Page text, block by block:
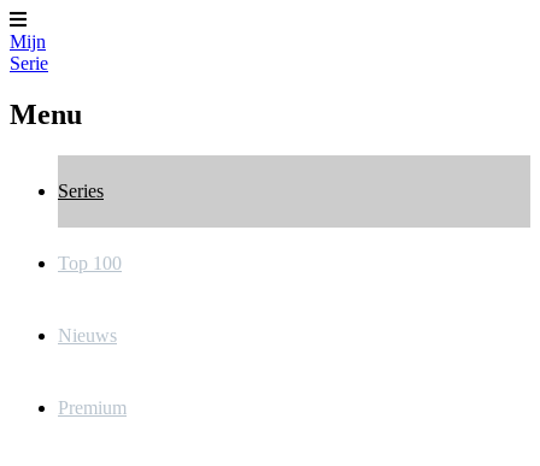
Mijn
Serie
Menu
Series
Top 100
Nieuws
Premium